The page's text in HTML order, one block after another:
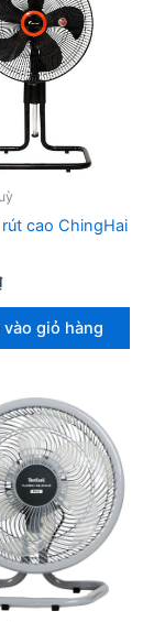
cao ChingHai
vào giỏ hàng